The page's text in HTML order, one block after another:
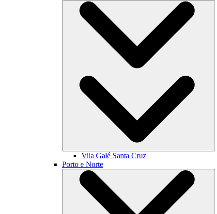
Vila Galé Santa Cruz
Porto e Norte